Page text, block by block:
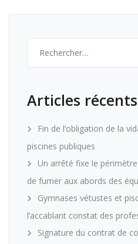
Articles récents
Fin de l’obligation de la
piscines publiques
Un arrêté fixe le
de fumer aux abords des
Gymnases vétustes et
l’accablant constat des
Signature du contrat de